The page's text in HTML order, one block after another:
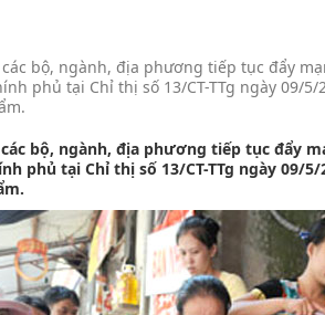
bộ, ngành, địa phương tiếp tục đẩy
phủ tại Chỉ thị số 13/CT-TTg ngày 09/
bộ, ngành, địa phương tiếp tục đẩy
phủ tại Chỉ thị số 13/CT-TTg ngày 09/